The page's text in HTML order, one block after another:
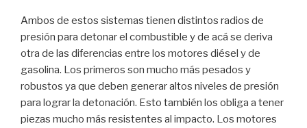
Ambos de estos sistemas tienen distintos radios de
presión para detonar el combustible y de acá se deriva
otra de las diferencias entre los motores diésel y de
gasolina. Los primeros son mucho más pesados y
robustos ya que deben generar altos niveles de presión
para lograr la detonación. Esto también los obliga a tener
piezas mucho más resistentes al impacto. Los motores